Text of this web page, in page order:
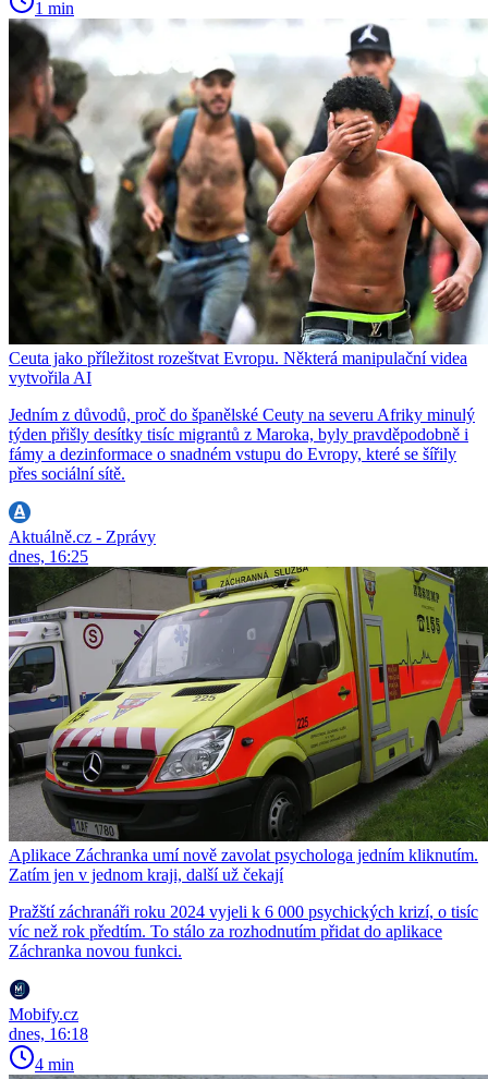
1 min
Ceuta jako příležitost rozeštvat Evropu. Některá manipulační videa
vytvořila AI
Jedním z důvodů, proč do španělské Ceuty na severu Afriky minulý
týden přišly desítky tisíc migrantů z Maroka, byly pravděpodobně i
fámy a dezinformace o snadném vstupu do Evropy, které se šířily
přes sociální sítě.
Aktuálně.cz - Zprávy
dnes, 16:25
Aplikace Záchranka umí nově zavolat psychologa jedním kliknutím.
Zatím jen v jednom kraji, další už čekají
Pražští záchranáři roku 2024 vyjeli k 6 000 psychických krizí, o tisíc
víc než rok předtím. To stálo za rozhodnutím přidat do aplikace
Záchranka novou funkci.
Mobify.cz
dnes, 16:18
4 min